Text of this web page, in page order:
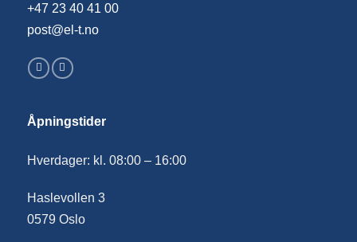
+47 23 40 41 00
post@el-t.no
Åpningstider
Hverdager: kl. 08:00 – 16:00
Haslevollen 3
0579 Oslo